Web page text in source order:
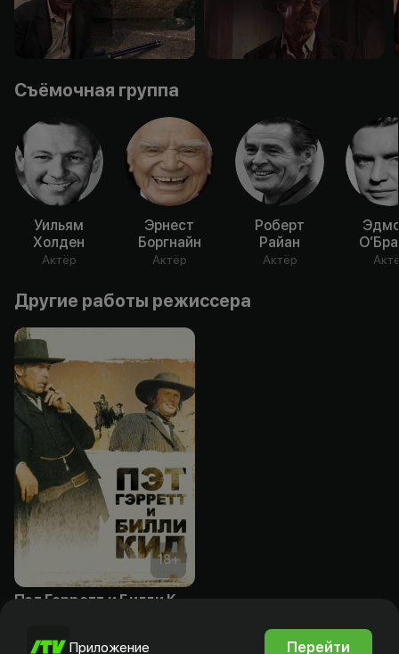
Съёмочная группа
Уильям
Холден
Актёр
Эрнест
Боргнайн
Актёр
Роберт
Райан
Актёр
Другие работы режиссера
18+
Приложение Перейти